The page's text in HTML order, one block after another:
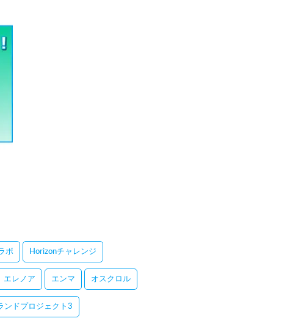
ボ Horizonチャレンジ
エレノア エンマ オスクロル
ンドプロジェクト3